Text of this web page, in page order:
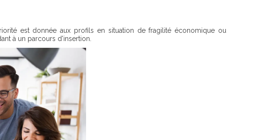
est donnée aux profils en situation de fragilité économique ou
à un parcours d'insertion.